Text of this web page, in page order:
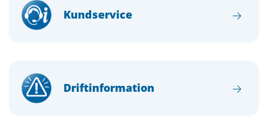
Kundservice
Driftinformation